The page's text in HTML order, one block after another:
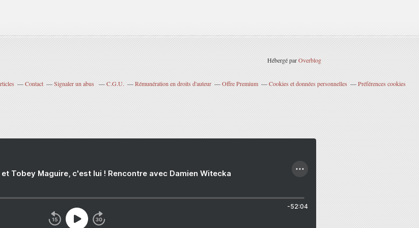
Hébergé parOverblog
Contact Signaler un abus C.G.U. Rémunération en droits d'auteur Offre Premium Cookies et données personnelles Préférences cookies
Tobey Maguire, c'est lui ! Rencontre avec Damien Witecka
-52:04